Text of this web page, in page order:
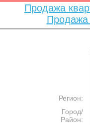
Продажа
Продажа
Регион:
Город/
Район: